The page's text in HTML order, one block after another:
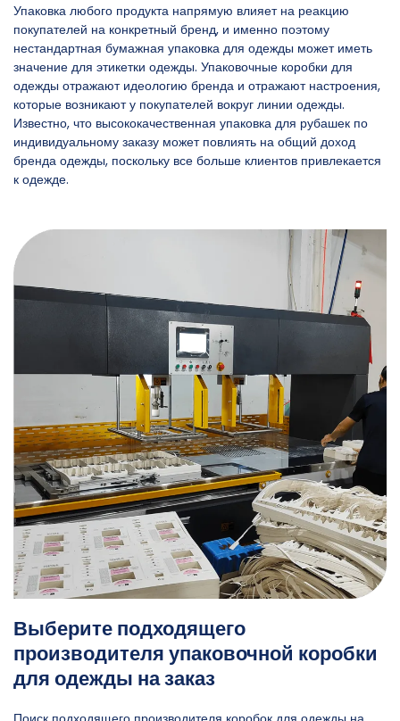
Упаковка любого продукта напрямую влияет на реакцию
покупателей на конкретный бренд, и именно поэтому
нестандартная бумажная упаковка для одежды может иметь
значение для этикетки одежды. Упаковочные коробки для
одежды отражают идеологию бренда и отражают настроения,
которые возникают у покупателей вокруг линии одежды.
Известно, что высококачественная упаковка для рубашек по
индивидуальному заказу может повлиять на общий доход
бренда одежды, поскольку все больше клиентов привлекается
к одежде.
Выберите подходящего
производителя упаковочной коробки
для одежды на заказ